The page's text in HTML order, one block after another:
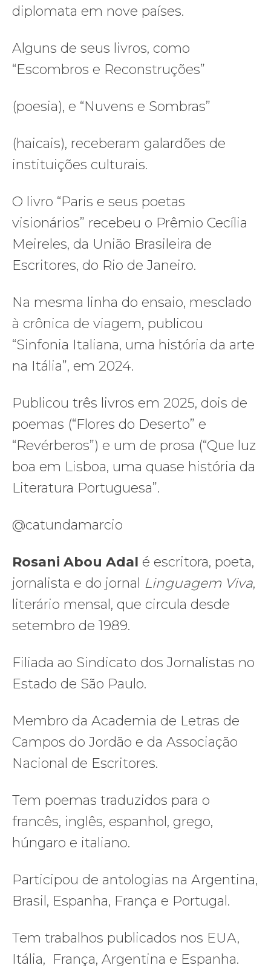
diplomata em nove países.
Alguns de seus livros, como
“Escombros e Reconstruções”
(poesia), e “Nuvens e Sombras”
(haicais), receberam galardões de
instituições culturais.
O livro “Paris e seus poetas
visionários” recebeu o Prêmio Cecília
Meireles, da União Brasileira de
Escritores, do Rio de Janeiro.
Na mesma linha do ensaio, mesclado
à crônica de viagem, publicou
“Sinfonia Italiana, uma história da arte
na Itália”, em 2024.
Publicou três livros em 2025, dois de
poemas (“Flores do Deserto” e
“Revérberos”) e um de prosa (“Que luz
boa em Lisboa, uma quase história da
Literatura Portuguesa”.
@catundamarcio
Rosani Abou Adal é escritora, poeta,
jornalista e do jornal Linguagem Viva,
literário mensal, que circula desde
setembro de 1989.
Filiada ao Sindicato dos Jornalistas no
Estado de São Paulo.
Membro da Academia de Letras de
Campos do Jordão e da Associação
Nacional de Escritores.
Tem poemas traduzidos para o
francês, inglês, espanhol, grego,
húngaro e italiano.
Participou de antologias na Argentina,
Brasil, Espanha, França e Portugal.
Tem trabalhos publicados nos EUA,
Itália, França, Argentina e Espanha.